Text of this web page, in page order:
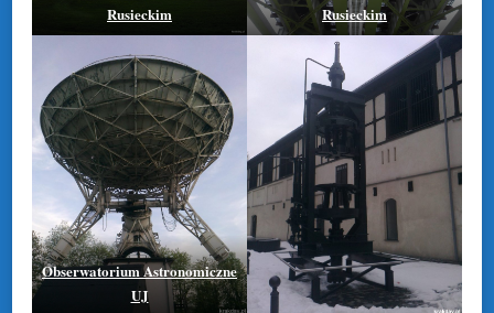
Rusieckim Rusieckim
Obserwatorium Astronomiczne
UJ